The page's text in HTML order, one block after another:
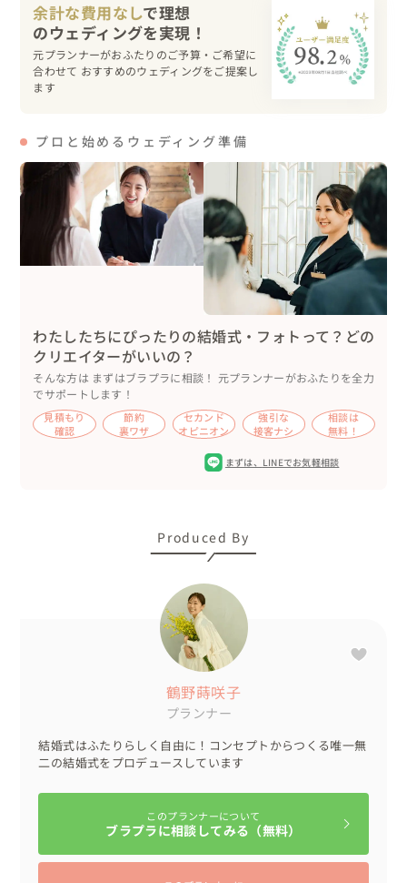
可愛いしまろやかで美味しいんですよこれが☆
③愛猫ちゃんに入場エスコート！？
花嫁をエスコートしてくれたのは、なんと猫ちゃん！！
④愛猫オリジナル結婚証明書
３匹の愛猫をイラストにして作ってもらった
オリジナル結婚証明書。
立会人のサイン（肉球スタンプ）はエスコートも務めてく
れた猫ちゃんです！
こちらは既製品でしたが、ふたりと相談して決めました♡
コスパ最強でした！
⑥猫アイテム色々
猫型のお料理やスイーツ、フォトプロップスや装飾な
ど・・・いたるところに猫アイテムを入れていきました＾
私も猫を飼っているので・・・今ならぜったい愛猫に参列
そんなオモイや理想を持ったおふたり、ぜひ一度ご相談く
余計な費用なしで理想
元プランナーがおふたりのご予算・ご希望に
合わせて おすすめのウェディングをご提案し
ます
プロと始めるウェディング準備
わたしたちにぴったりの結婚式・フォトって？どの
クリエイターがいいの？
そんな方は まずはブラプラに相談！ 元プランナーがおふたりを全力
でサポートします！
見積もり
確認
節約
裏ワザ
セカンド
オピニオン
強引な
接客ナシ
相談は
無料！
まずは、 LINEでお気軽相談
Produced By
鶴野蒔咲子
プランナー
結婚式はふたりらしく自由に！コンセプトからつくる唯一無
二の結婚式をプロデュースしています
このプランナーについて
ブラプラに相談してみる（無料）